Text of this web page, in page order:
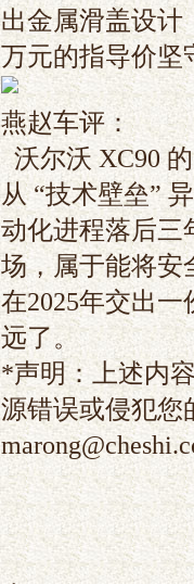
出金属滑盖设计
万元的指导价坚
燕赵车评：
沃尔沃 XC90
从 “技术壁垒”
动化进程落后三
场，属于能将安
在2025年交出
远了。
*声明：上述内
源错误或侵犯您